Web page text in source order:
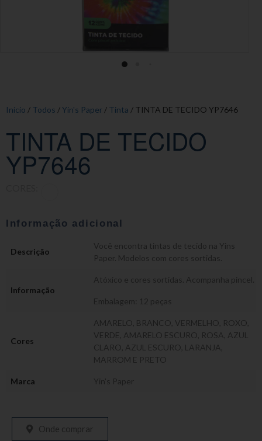
Início / Todos /Yin's Paper / Tinta / TINTA DE TECIDO YP7646
TINTA DE TECIDO
YP7646
Informação adicional
Descrição
Você encontra tintas de tecido na Yins
Paper. Modelos com cores sortidas.
Informação
Atóxico e cores sortidas. Acompanha pincel.
Embalagem: 12 peças
Cores
AMARELO, BRANCO, VERMELHO, ROXO,
VERDE, AMARELO ESCURO, ROSA, AZUL
CLARO, AZUL ESCURO, LARANJA,
MARROM E PRETO
Marca Yin's Paper
Onde comprar